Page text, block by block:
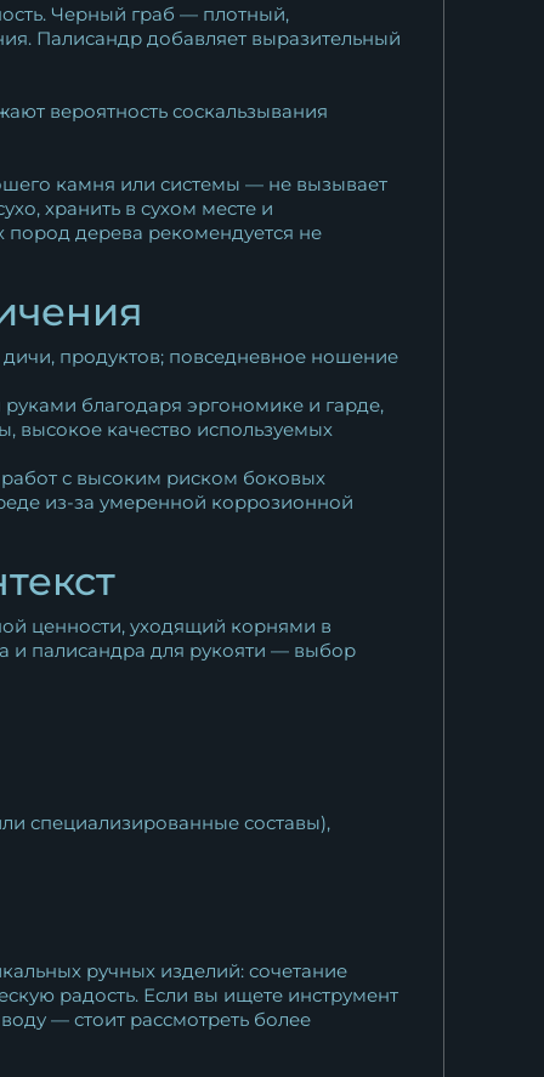
Черный граб — плотный,
Палисандр добавляет выразительный
вероятность соскальзывания
камня или системы — не вызывает
хранить в сухом месте и
дерева рекомендуется не
продуктов; повседневное ношение
благодаря эргономике и гарде,
высокое качество используемых
работ с высоким риском боковых
из-за умеренной коррозионной
ценности, уходящий корнями в
и палисандра для рукояти — выбор
специализированные составы),
ручных изделий: сочетание
радость. Если вы ищете инструмент
— стоит рассмотреть более